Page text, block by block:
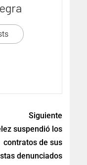
Siguiente
suspendió los
contratos de sus
denunciados